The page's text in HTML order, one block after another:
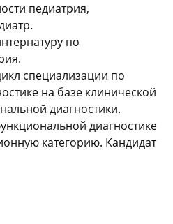
педиатрия,
по
специализации по
на базе клинической
диагностики.
диагностике
категорию. Кандидат